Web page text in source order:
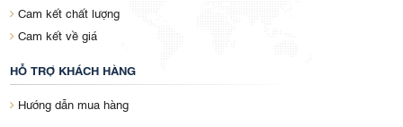
Cam kết chất lượng
Cam kết về giá
HỖ TRỢ KHÁCH HÀNG
Hướng dẫn mua hàng